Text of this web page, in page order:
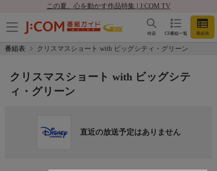
この夏、心を動かす作品特集 | J:COM TV
CS番組一覧 番組表
検索
番組表 クリスマスショート with ビッグシティ・グリーン
クリスマスショート with ビッグシテ
ィ・グリーン
直近の放送予定はありません